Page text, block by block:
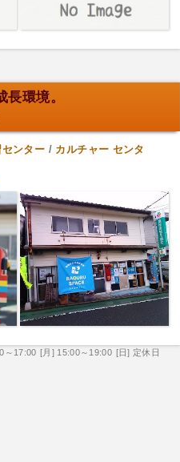
環境。
センター / カルチャー センタ
～17:00 [月] 15:00～19:00 [日] 定休日